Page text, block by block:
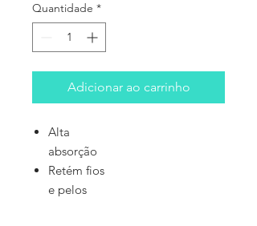
Quantidade *
Adicionar ao carrinho
Alta
absorção
Retém fios
e pelos